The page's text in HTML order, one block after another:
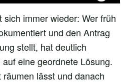
sich immer wieder: Wer früh
und den Antrag
stellt, hat deutlich
eine geordnete Lösung.
lässt und danach